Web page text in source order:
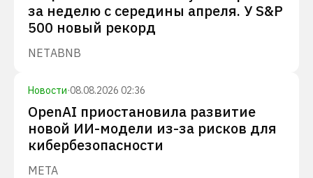
за неделю с середины апреля. У S&P
500 новый рекорд
NETABNB
Новости·08.08.2026 02:36
OpenAI приостановила развитие
новой ИИ-модели из-за рисков для
кибербезопасности
META